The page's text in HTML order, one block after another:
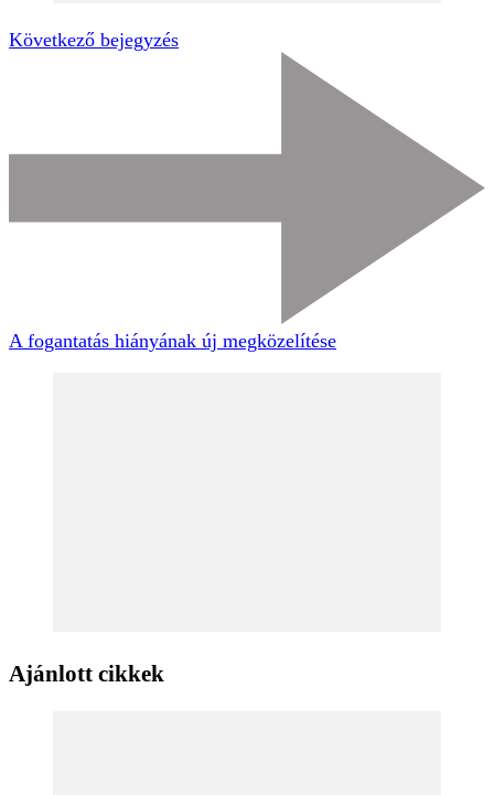
Következő bejegyzés
A fogantatás hiányának új megközelítése
Ajánlott cikkek